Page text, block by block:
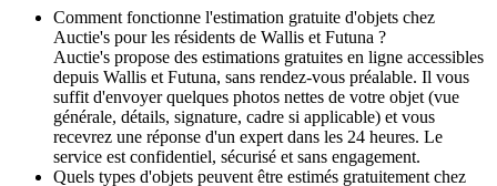
Comment fonctionne l'estimation gratuite d'objets chez
Auctie's pour les résidents de Wallis et Futuna ?
Auctie's propose des estimations gratuites en ligne accessibles
depuis Wallis et Futuna, sans rendez-vous préalable. Il vous
suffit d'envoyer quelques photos nettes de votre objet (vue
générale, détails, signature, cadre si applicable) et vous
recevrez une réponse d'un expert dans les 24 heures. Le
service est confidentiel, sécurisé et sans engagement.
Quels types d'objets peuvent être estimés gratuitement chez